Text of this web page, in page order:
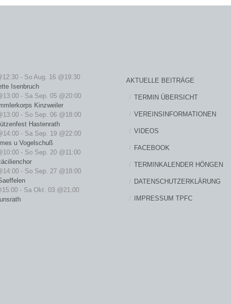
- So Aug. 16 @19:30
Isenbruch
- Sa Sep. 05 @20:00
Kinzweiler
- So Sep. 06 @18:00
Hastenrath
- Sa Sep. 19 @22:00
u Vogelschuß
- So Sep. 20 @11:00
- So Sep. 27 @18:00
- Sa Okt. 03 @21:00
AKTUELLE BEITRÄGE
TERMIN ÜBERSICHT
VEREINSINFORMATIONEN
VIDEOS
FACEBOOK
TERMINKALENDER HÖNGEN
DATENSCHUTZERKLÄRUNG
IMPRESSUM TPFC